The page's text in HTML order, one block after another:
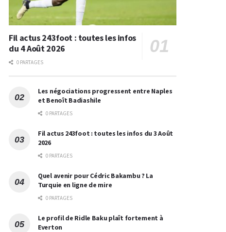
Fil actus 243foot : toutes les infos
du 4 Août 2026
0 PARTAGES
Les négociations progressent entre Naples
et Benoît Badiashile
0 PARTAGES
Fil actus 243foot : toutes les infos du 3 Août
2026
0 PARTAGES
Quel avenir pour Cédric Bakambu ? La
Turquie en ligne de mire
0 PARTAGES
Le profil de Ridle Baku plaît fortement à
Everton